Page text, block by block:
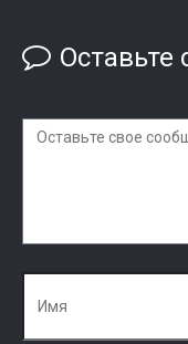
Оставьте